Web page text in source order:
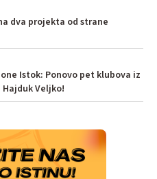
dva projekta od strane
Istok: Ponovo pet klubova iz
Veljko!